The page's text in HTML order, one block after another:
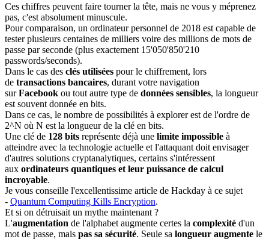
Ces chiffres peuvent faire tourner la tête, mais ne vous y méprenez
pas, c'est absolument minuscule.
Pour comparaison, un ordinateur personnel de 2018 est capable de
tester plusieurs centaines de milliers voire des millions de mots de
passe par seconde (plus exactement 15'050'850'210
passwords/seconds).
Dans le cas des clés utilisées pour le chiffrement, lors
de transactions bancaires, durant votre navigation
surFacebook ou tout autre type de données sensibles, la longueur
est souvent donnée en bits.
Dans ce cas, le nombre de possibilités à explorer est de l'ordre de
2^N où N est la longueur de la clé en bits.
Une clé de 128 bits représente déjà une limite impossible à
atteindre avec la technologie actuelle et l'attaquant doit envisager
d'autres solutions cryptanalytiques, certains s'intéressent
aux ordinateurs quantiques et leur puissance de calcul
incroyable.
Je vous conseille l'excellentissime article de Hackday à ce sujet
- Quantum Computing Kills Encryption.
Et si on détruisait un mythe maintenant ?
L'augmentation de l'alphabet augmente certes la complexité d'un
mot de passe, mais pas sa sécurité. Seule sa longueur augmente le